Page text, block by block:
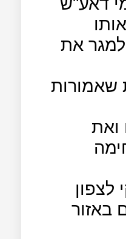
למגר את
שאמורות
ואת
אלף תושבים באזור